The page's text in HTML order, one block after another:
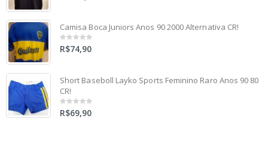
Camisa Boca Juniors Anos 90 2000 Alternativa CR!
0
out
R$74,90
Short Baseboll Layko Sports Feminino Raro Anos 90 80
CR!
0
out
R$69,90